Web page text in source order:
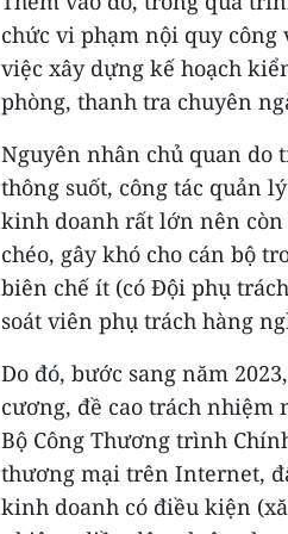
chức vi phạm nội quy
việc xây dựng kế hoạch
phòng, thanh tra chuyên
Nguyên nhân chủ quan do
thông suốt, công tác quản
kinh doanh rất lớn nên còn
chéo, gây khó cho cán bộ
biên chế ít (có Đội phụ
soát viên phụ trách hàng
Do đó, bước sang năm
cương, đề cao trách nhiệm
Bộ Công Thương trình
thương mại trên Internet,
kinh doanh có điều kiện